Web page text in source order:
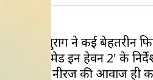
में अनुराग ने कई बेहतरीन
जिसमें 'मेड इन हेवन 2' के